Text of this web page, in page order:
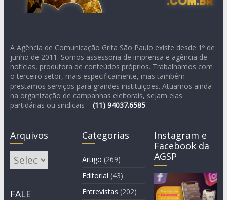
A Agência de Comunicação Grita São Paulo existe desde 1º de
junho de 2011. Somos assessoria de imprensa e agência de
notícias, produtora de conteúdos próprios. Trabalhamos com
o terceiro setor, mais especificamente, mas também
prestamos serviços para grandes instituições. Atuamos ainda
na organização de campanhas eleitorais, sejam elas
partidárias ou sindicais – (11) 94037.6585
Arquivos
Arquivos
FALE
Categorias
Artigo (269)
Editorial (43)
Entrevistas (202)
Instagram e
Facebook da
AGSP